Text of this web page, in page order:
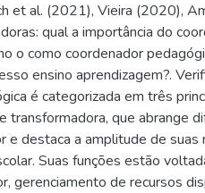
et al. (2021), Vieira (2020),
qual a importância do
o como coordenador
ensino aprendizagem?.
é categorizada em três
transformadora, que abrange
e destaca a amplitude de suas
Suas funções estão
gerenciamento de recursos